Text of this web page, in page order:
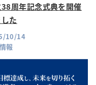
周年記念式典を開催
た
報
10/14